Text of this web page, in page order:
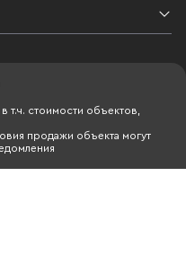
т.ч. стоимости объектов,
продажи объекта могут